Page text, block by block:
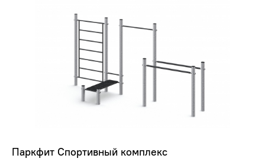
Паркфит Спортивный комплекс